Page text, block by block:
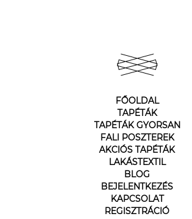
FŐOLDAL
TAPÉTÁK
TAPÉTÁK GYORSAN
FALI POSZTEREK
AKCIÓS TAPÉTÁK
LAKÁSTEXTIL
BLOG
BEJELENTKEZÉS
KAPCSOLAT
REGISZTRÁCIÓ